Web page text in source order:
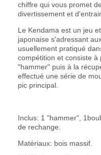
chiffre qui vous promet
divertissement et
Le Kendama est un jeu
japonaise s'adressant
usuellement pratiqué
compétition et consiste
"hammer" puis à la
effectué une série de
pic principal.
Inclus: 1 "hammer",
de rechange.
Matériaux: bois massif.